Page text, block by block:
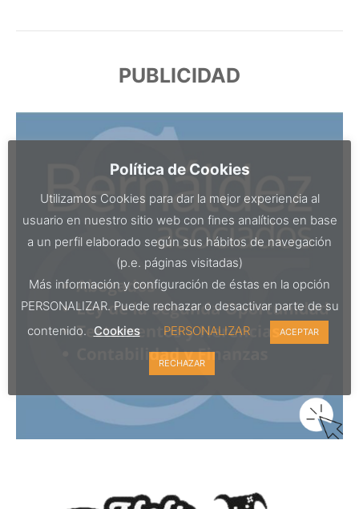
PUBLICIDAD
Política de Cookies
Utilizamos Cookies para dar la mejor experiencia al
usuario en nuestro sitio web con fines analíticos en base
a un perfil elaborado según sus hábitos de navegación
(p.e. páginas visitadas)
Más información y configuración de éstas en la opción
PERSONALIZAR. Puede rechazar o desactivar parte de su
contenido. Cookies PERSONALIZAR ACEPTAR
RECHAZAR